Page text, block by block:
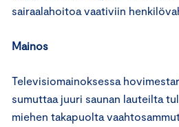
sairaalahoitoa vaativiin
Mainos
Televisiomainoksessa
sumuttaa juuri saunan lauteilta
miehen takapuolta